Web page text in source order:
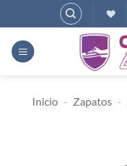
al
contenido
Inicio - Zapatos -